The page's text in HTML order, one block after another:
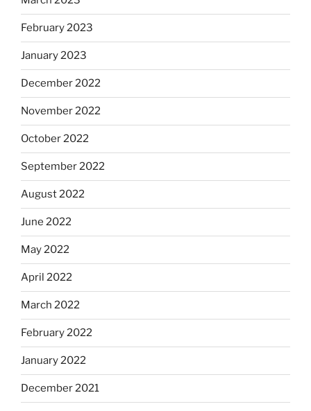
February 2023
January 2023
December 2022
November 2022
October 2022
September 2022
August 2022
June 2022
May 2022
April 2022
March 2022
February 2022
January 2022
December 2021